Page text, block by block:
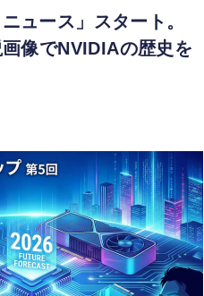
ュース」スタート。
像でNVIDIAの歴史を